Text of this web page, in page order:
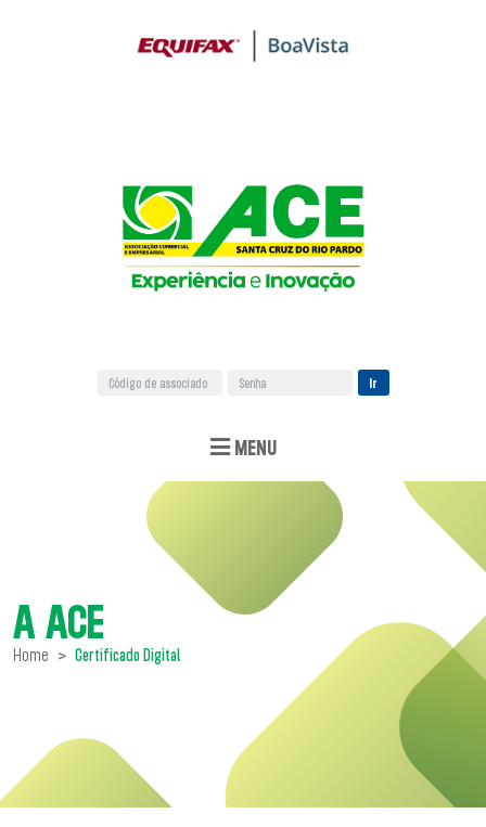
Ir
MENU
A ACE
Home Certificado Digital